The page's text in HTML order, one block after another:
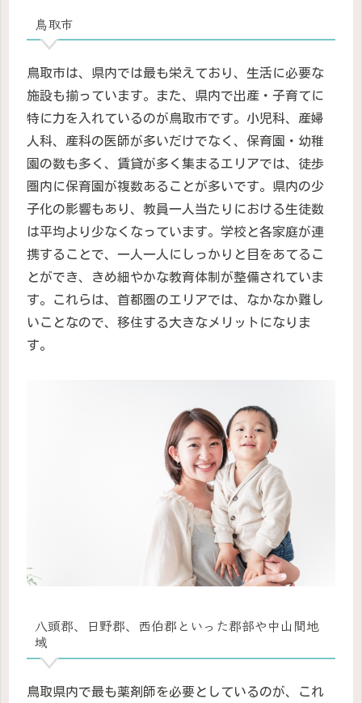
鳥取市
鳥取市は、県内では最も栄えており、生活に必要な
施設も揃っています。また、県内で出産・子育てに
特に力を入れているのが鳥取市です。小児科、産婦
人科、産科の医師が多いだけでなく、保育園・幼稚
園の数も多く、賃貸が多く集まるエリアでは、徒歩
圏内に保育園が複数あることが多いです。県内の少
子化の影響もあり、教員一人当たりにおける生徒数
は平均より少なくなっています。学校と各家庭が連
携することで、一人一人にしっかりと目をあてるこ
とができ、きめ細やかな教育体制が整備されていま
す。これらは、首都圏のエリアでは、なかなか難し
いことなので、移住する大きなメリットになりま
す。
八頭郡、日野郡、西伯郡といった郡部や中山間地
域
鳥取県内で最も薬剤師を必要としているのが、これ